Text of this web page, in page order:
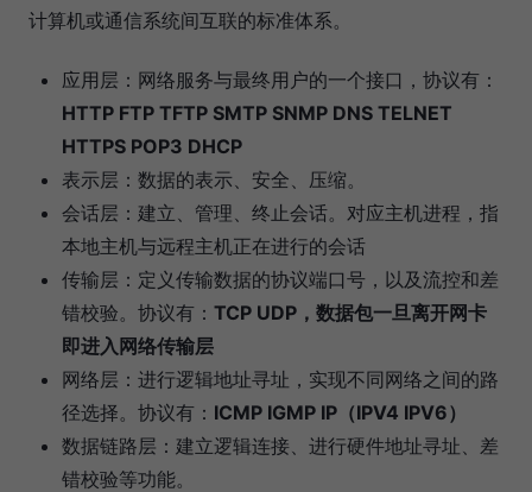
计算机或通信系统间互联的标准体系。
应用层：网络服务与最终用户的一个接口，协议有：
HTTP FTP TFTP SMTP SNMP DNS TELNET
HTTPS POP3 DHCP
表示层：数据的表示、安全、压缩。
会话层：建立、管理、终止会话。对应主机进程，指
本地主机与远程主机正在进行的会话
传输层：定义传输数据的协议端口号，以及流控和差
错校验。协议有： TCP UDP，数据包一旦离开网卡
即进入网络传输层
网络层：进行逻辑地址寻址，实现不同网络之间的路
径选择。协议有： ICMP IGMP IP（IPV4 IPV6）
数据链路层：建立逻辑连接、进行硬件地址寻址、差
错校验等功能。